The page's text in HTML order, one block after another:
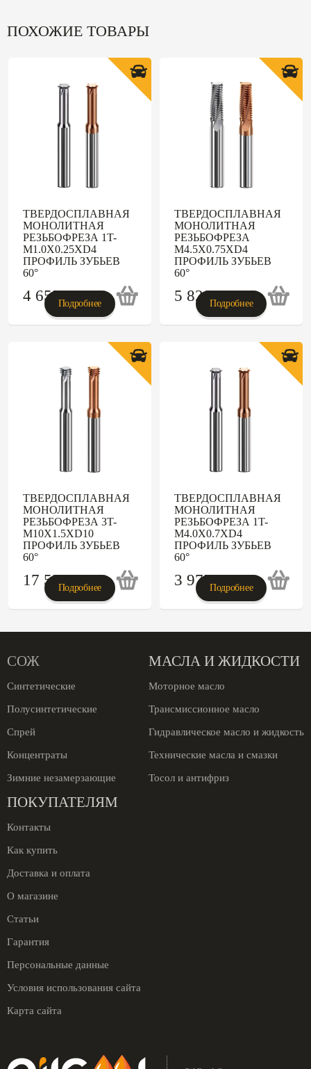
ПОХОЖИЕ ТОВАРЫ
ТВЕРДОСПЛАВНАЯ
МОНОЛИТНАЯ
РЕЗЬБОФРЕЗА 1T-
M1.0X0.25XD4
ПРОФИЛЬ ЗУБЬЕВ
60°
4 655p
Подробнее
ТВЕРДОСПЛАВНАЯ
МОНОЛИТНАЯ
РЕЗЬБОФРЕЗА
M4.5X0.75XD4
ПРОФИЛЬ ЗУБЬЕВ
60°
5 820p
Подробнее
ТВЕРДОСПЛАВНАЯ
МОНОЛИТНАЯ
РЕЗЬБОФРЕЗА 3T-
M10X1.5XD10
ПРОФИЛЬ ЗУБЬЕВ
60°
17 530p
Подробнее
ТВЕРДОСПЛАВНАЯ
МОНОЛИТНАЯ
РЕЗЬБОФРЕЗА 1T-
M4.0X0.7XD4
ПРОФИЛЬ ЗУБЬЕВ
60°
3 975p
Подробнее
СОЖ
Синтетические
Полусинтетические
Спрей
Концентраты
Зимние незамерзающие
МАСЛА И ЖИДКОСТИ
Моторное масло
Трансмиссионное масло
Гидравлическое масло и жидкость
Технические масла и смазки
Тосол и антифриз
ПОКУПАТЕЛЯМ
Контакты
Как купить
Доставка и оплата
О магазине
Статьи
Гарантия
Персональные данные
Условия использования сайта
Карта сайта